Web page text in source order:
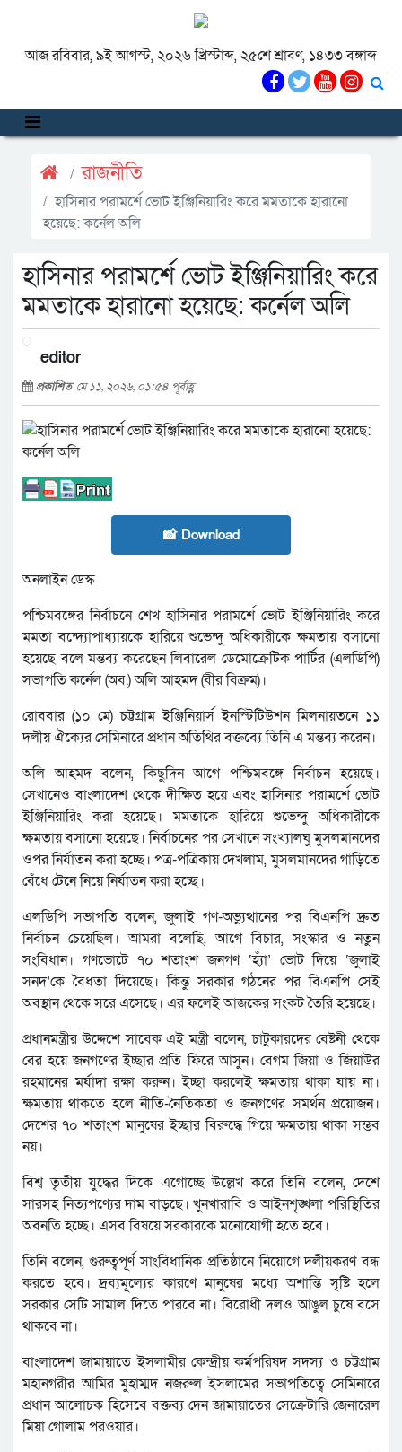
আজ রবিবার, ৯ই আগস্ট, ২০২৬ খ্রিস্টাব্দ, ২৫শে শ্রাবণ, ১৪৩৩ বঙ্গাব্দ
রাজনীতি
হাসিনার পরামর্শে ভোট ইঞ্জিনিয়ারিং করে মমতাকে হারানো
হয়েছে: কর্নেল অলি
হাসিনার পরামর্শে ভোট ইঞ্জিনিয়ারিং করে
মমতাকে হারানো হয়েছে: কর্নেল অলি
editor
প্রকাশিত মে ১১, ২০২৬, ০১:৫৪ পূর্বাহ্ণ
📸 Download
অনলাইন ডেস্ক
পশ্চিমবঙ্গের নির্বাচনে শেখ হাসিনার পরামর্শে ভোট ইঞ্জিনিয়ারিং করে
মমতা বন্দ্যোপাধ্যায়কে হারিয়ে শুভেন্দু অধিকারীকে ক্ষমতায় বসানো
হয়েছে বলে মন্তব্য করেছেন লিবারেল ডেমোক্রেটিক পার্টির (এলডিপি)
সভাপতি কর্নেল (অব.) অলি আহমদ (বীর বিক্রম)।
রোববার (১০ মে) চট্টগ্রাম ইঞ্জিনিয়ার্স ইনস্টিটিউশন মিলনায়তনে ১১
দলীয় ঐক্যের সেমিনারে প্রধান অতিথির বক্তব্যে তিনি এ মন্তব্য করেন।
অলি আহমদ বলেন, কিছুদিন আগে পশ্চিমবঙ্গে নির্বাচন হয়েছে।
সেখানেও বাংলাদেশ থেকে দীক্ষিত হয়ে এবং হাসিনার পরামর্শে ভোট
ইঞ্জিনিয়ারিং করা হয়েছে। মমতাকে হারিয়ে শুভেন্দু অধিকারীকে
ক্ষমতায় বসানো হয়েছে। নির্বাচনের পর সেখানে সংখ্যালঘু মুসলমানদের
ওপর নির্যাতন করা হচ্ছে। পত্র-পত্রিকায় দেখলাম, মুসলমানদের গাড়িতে
বেঁধে টেনে নিয়ে নির্যাতন করা হচ্ছে।
এলডিপি সভাপতি বলেন, জুলাই গণ-অভ্যুত্থানের পর বিএনপি দ্রুত
নির্বাচন চেয়েছিল। আমরা বলেছি, আগে বিচার, সংস্কার ও নতুন
সংবিধান। গণভোটে ৭০ শতাংশ জনগণ ‘হ্যাঁ’ ভোট দিয়ে ‘জুলাই
সনদ’কে বৈধতা দিয়েছে। কিন্তু সরকার গঠনের পর বিএনপি সেই
অবস্থান থেকে সরে এসেছে। এর ফলেই আজকের সংকট তৈরি হয়েছে।
প্রধানমন্ত্রীর উদ্দেশে সাবেক এই মন্ত্রী বলেন, চাটুকারদের বেষ্টনী থেকে
বের হয়ে জনগণের ইচ্ছার প্রতি ফিরে আসুন। বেগম জিয়া ও জিয়াউর
রহমানের মর্যাদা রক্ষা করুন। ইচ্ছা করলেই ক্ষমতায় থাকা যায় না।
ক্ষমতায় থাকতে হলে নীতি-নৈতিকতা ও জনগণের সমর্থন প্রয়োজন।
দেশের ৭০ শতাংশ মানুষের ইচ্ছার বিরুদ্ধে গিয়ে ক্ষমতায় থাকা সম্ভব
নয়।
বিশ্ব তৃতীয় যুদ্ধের দিকে এগোচ্ছে উল্লেখ করে তিনি বলেন, দেশে
সারসহ নিত্যপণ্যের দাম বাড়ছে। খুনখারাবি ও আইনশৃঙ্খলা পরিস্থিতির
অবনতি হচ্ছে। এসব বিষয়ে সরকারকে মনোযোগী হতে হবে।
তিনি বলেন, গুরুত্বপূর্ণ সাংবিধানিক প্রতিষ্ঠানে নিয়োগে দলীয়করণ বন্ধ
করতে হবে। দ্রব্যমূল্যের কারণে মানুষের মধ্যে অশান্তি সৃষ্টি হলে
সরকার সেটি সামাল দিতে পারবে না। বিরোধী দলও আঙুল চুষে বসে
থাকবে না।
বাংলাদেশ জামায়াতে ইসলামীর কেন্দ্রীয় কর্মপরিষদ সদস্য ও চট্টগ্রাম
মহানগরীর আমির মুহাম্মদ নজরুল ইসলামের সভাপতিত্বে সেমিনারে
প্রধান আলোচক হিসেবে বক্তব্য দেন জামায়াতের সেক্রেটারি জেনারেল
মিয়া গোলাম পরওয়ার।